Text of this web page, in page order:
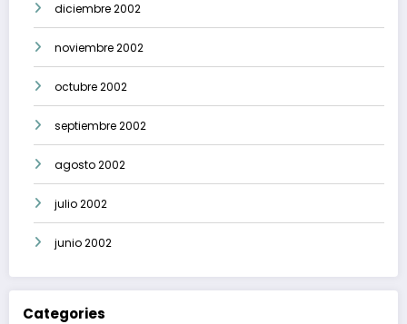
diciembre 2002
noviembre 2002
octubre 2002
septiembre 2002
agosto 2002
julio 2002
junio 2002
Categories